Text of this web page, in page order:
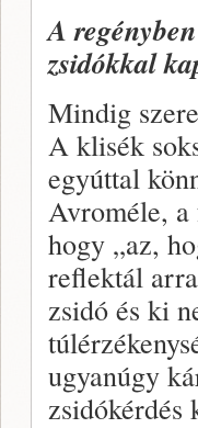
A
zsidókkal
Mindig
A klisék
egyúttal
Avroméle, a
hogy „az,
reflektál
zsidó és ki
ugyanúgy